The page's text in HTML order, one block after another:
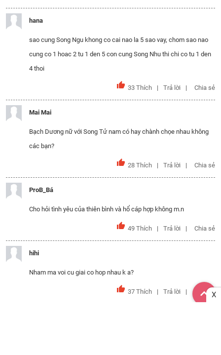
hana
sao cung Song Ngu khong co cai nao la 5 sao vay, chom sao nao
cung co 1 hoac 2 tu 1 den 5 con cung Song Nhu thi chi co tu 1 den
4 thoi
33 Thích Trả lời Chia sẻ
Mai Mai
Bạch Dương nữ với Song Tử nam có hay chành chọe nhau không
các bạn?
28 Thích Trả lời Chia sẻ
ProB_Bá
Cho hỏi tình yêu của thiên bình và hổ cáp hợp không m.n
49 Thích Trả lời Chia sẻ
hihi
Nham ma voi cu giai co hop nhau k a?
37 Thích Trả lời Chia sẻ
X